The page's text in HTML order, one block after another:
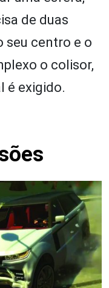
de duas
seu centro e o
o colisor,
é exigido.